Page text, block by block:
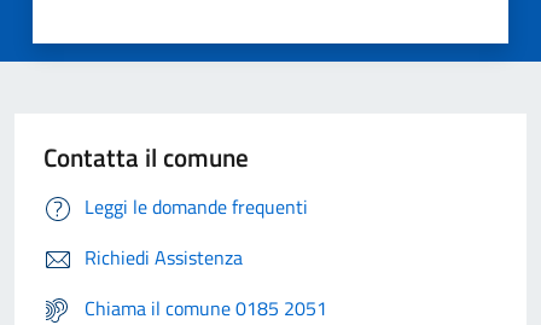
Contatta il comune
Leggi le domande frequenti
Richiedi Assistenza
Chiama il comune 0185 2051